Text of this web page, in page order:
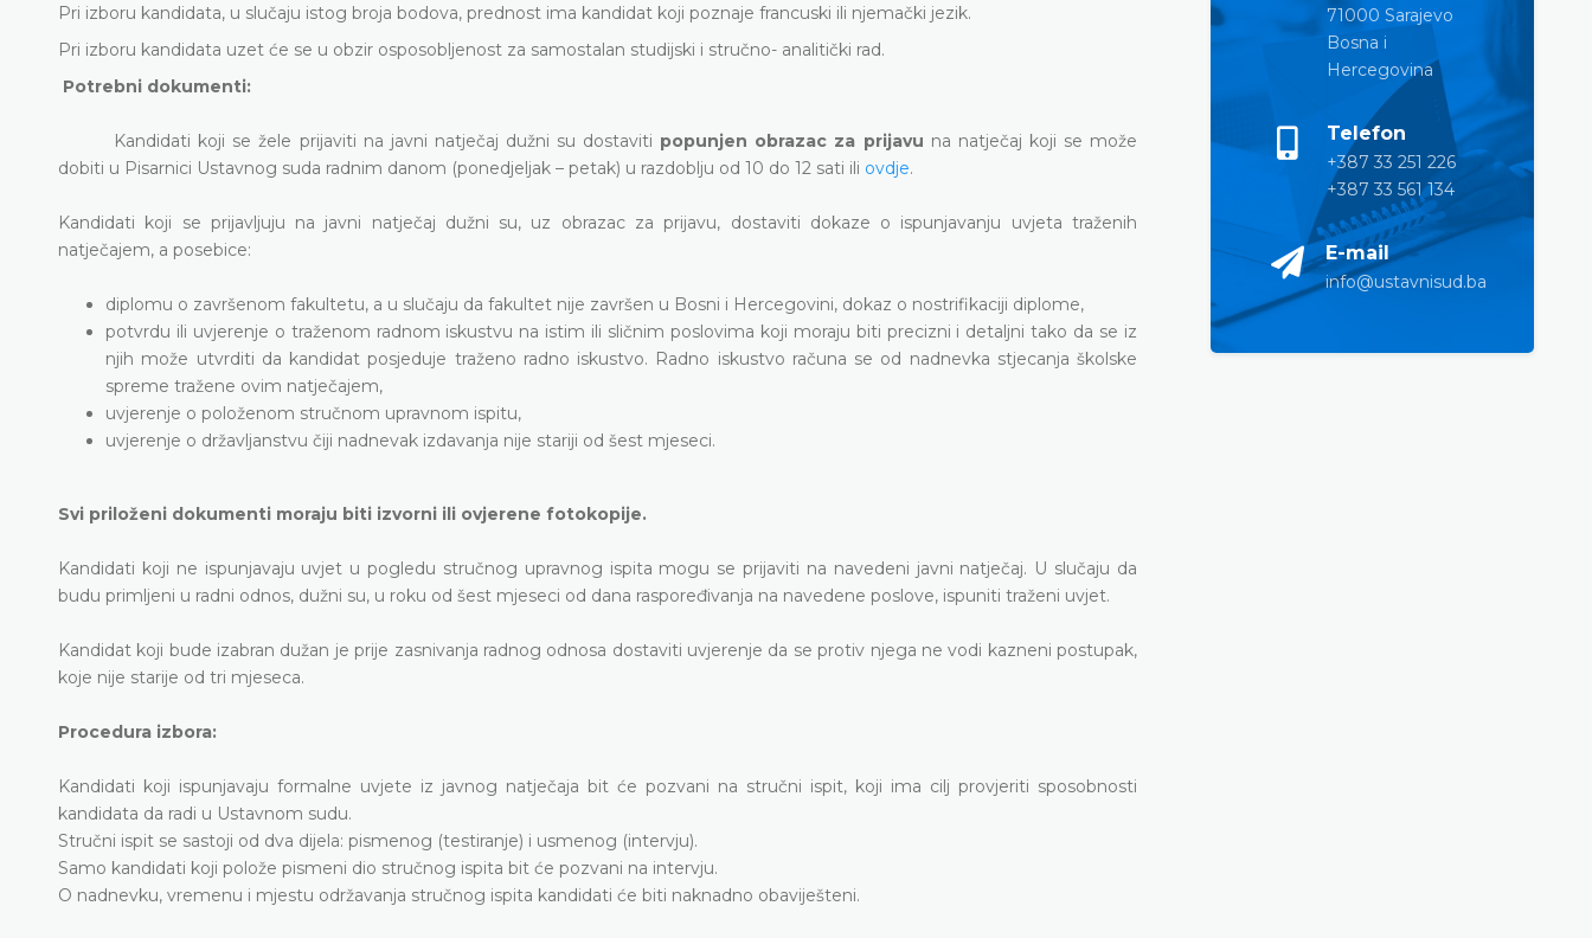
Pri izboru kandidata, u slučaju istog broja bodova, prednost ima kandidat koji poznaje francuski ili njemački jezik.
Pri izboru kandidata uzet će se u obzir osposobljenost za samostalan studijski i stručno- analitički rad.
Potrebni dokumenti:
Kandidati koji se žele prijaviti na javni natječaj dužni su dostaviti popunjen obrazac za prijavu na natječaj koji se može
dobiti u Pisarnici Ustavnog suda radnim danom (ponedjeljak – petak) u razdoblju od 10 do 12 sati ili ovdje.
Kandidati koji se prijavljuju na javni natječaj dužni su, uz obrazac za prijavu, dostaviti dokaze o ispunjavanju uvjeta traženih
natječajem, a posebice:
diplomu o završenom fakultetu, a u slučaju da fakultet nije završen u Bosni i Hercegovini, dokaz o nostrifikaciji diplome,
potvrdu ili uvjerenje o traženom radnom iskustvu na istim ili sličnim poslovima koji moraju biti precizni i detaljni tako da se iz
njih može utvrditi da kandidat posjeduje traženo radno iskustvo. Radno iskustvo računa se od nadnevka stjecanja školske
spreme tražene ovim natječajem,
uvjerenje o položenom stručnom upravnom ispitu,
uvjerenje o državljanstvu čiji nadnevak izdavanja nije stariji od šest mjeseci.
Svi priloženi dokumenti moraju biti izvorni ili ovjerene fotokopije.
Kandidati koji ne ispunjavaju uvjet u pogledu stručnog upravnog ispita mogu se prijaviti na navedeni javni natječaj. U slučaju da
budu primljeni u radni odnos, dužni su, u roku od šest mjeseci od dana raspoređivanja na navedene poslove, ispuniti traženi uvjet.
Kandidat koji bude izabran dužan je prije zasnivanja radnog odnosa dostaviti uvjerenje da se protiv njega ne vodi kazneni postupak,
koje nije starije od tri mjeseca.
Procedura izbora:
Kandidati koji ispunjavaju formalne uvjete iz javnog natječaja bit će pozvani na stručni ispit, koji ima cilj provjeriti sposobnosti
kandidata da radi u Ustavnom sudu.
Stručni ispit se sastoji od dva dijela: pismenog (testiranje) i usmenog (intervju).
Samo kandidati koji polože pismeni dio stručnog ispita bit će pozvani na intervju.
O nadnevku, vremenu i mjestu održavanja stručnog ispita kandidati će biti naknadno obaviješteni.
71000 Sarajevo
Bosna i
Hercegovina
Telefon
+387 33 251 226
+387 33 561 134
E-mail
info@ustavnisud.ba